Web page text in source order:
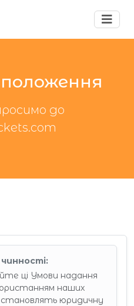
до
ці Умови надання
наших
становлять юридичну